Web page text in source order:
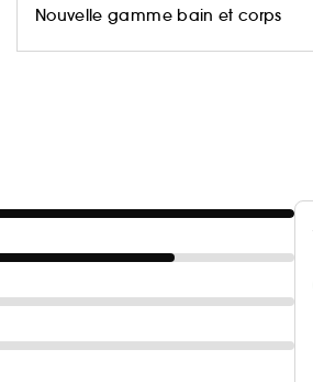
(1) Poils synthétiques
Nouvelle gamme bain et corps